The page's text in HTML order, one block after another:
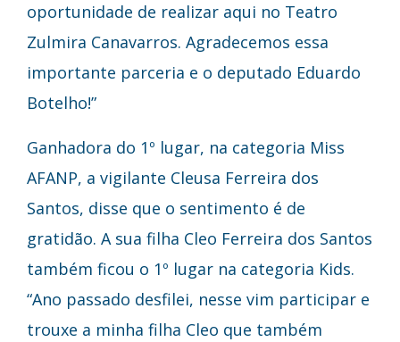
oportunidade de realizar aqui no Teatro
Zulmira Canavarros. Agradecemos essa
importante parceria e o deputado Eduardo
Botelho!”
Ganhadora do 1º lugar, na categoria Miss
AFANP, a vigilante Cleusa Ferreira dos
Santos, disse que o sentimento é de
gratidão. A sua filha Cleo Ferreira dos Santos
também ficou o 1º lugar na categoria Kids.
“Ano passado desfilei, nesse vim participar e
trouxe a minha filha Cleo que também